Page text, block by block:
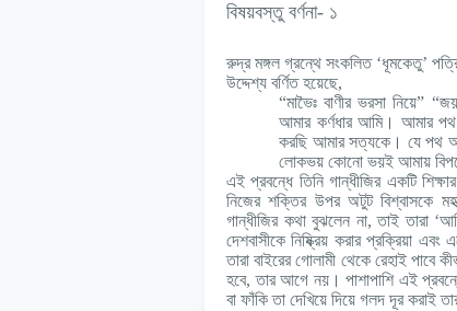
বিষয়বস্তু বর্ণনা- ১
রুদ্র মঙ্গল গ্রন্থে সংকলিত ‘ধূমকেতু’
উদ্দেশ্য বর্ণিত হয়েছে,
“মাভৈঃ বাণীর ভরসা
আমার কর্ণধার আমি। আমার
করছি আমার সত্যকে। যে পথ
লোকভয় কোনো ভয়ই আমায়
এই প্রবন্ধে তিনি গান্ধীজির একটি
নিজের শক্তির উপর অটুট বিশ্বাসকে
গান্ধীজির কথা বুঝলেন না, তাই তারা
দেশবাসীকে নিষ্ক্রিয় করার প্রক্রিয়া
তারা বাইরের গোলামী থেকে রেহাই পাবে
হবে, তার আগে নয়। পাশাপাশি এই
বা ফাঁকি তা দেখিয়ে দিয়ে গলদ দূর করাই